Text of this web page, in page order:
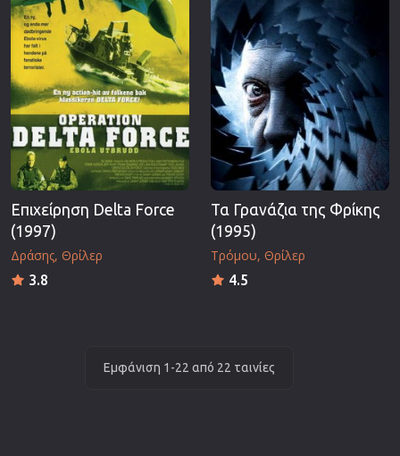
Επιχείρηση Delta Force
(1997)
Δράσης Θρίλερ
3.8
Τα Γρανάζια της Φρίκης
(1995)
Τρόμου Θρίλερ
4.5
Εμφάνιση 1-22 από 22 ταινίες